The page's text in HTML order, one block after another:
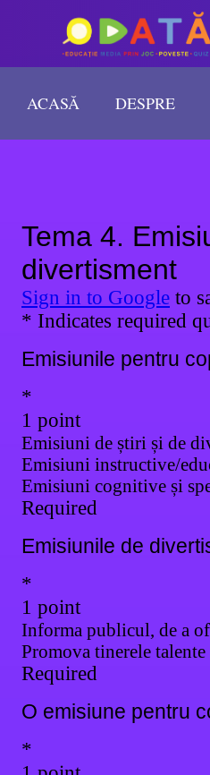
ACASĂ DESPRE